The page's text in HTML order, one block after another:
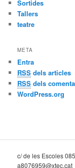
Sortides
Tallers
teatre
META
Entra
RSS dels articles
RSS dels
WordPress.org
c/ de les Escoles
a8076959@xtec.cat